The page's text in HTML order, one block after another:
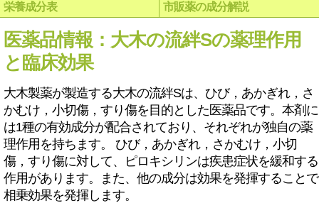
栄養成分表
市販薬の成分解説
医薬品情報：大木の流絆Sの薬理作用
と臨床効果
大木製薬が製造する大木の流絆Sは、ひび，あかぎれ，さ
かむけ，小切傷，すり傷を目的とした医薬品です。本剤に
は1種の有効成分が配合されており、それぞれが独自の薬
理作用を持ちます。 ひび，あかぎれ，さかむけ，小切
傷，すり傷に対して、ピロキシリンは疾患症状を緩和する
作用があります。また、他の成分は効果を発揮することで
相乗効果を発揮します。